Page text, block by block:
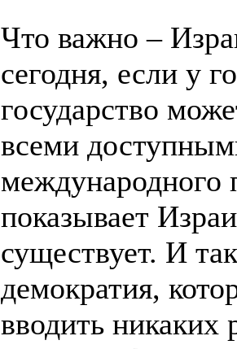
Что важно –
сегодня, если у
государство
всеми
международного
показывает
существует. И
демократия,
вводить никаких